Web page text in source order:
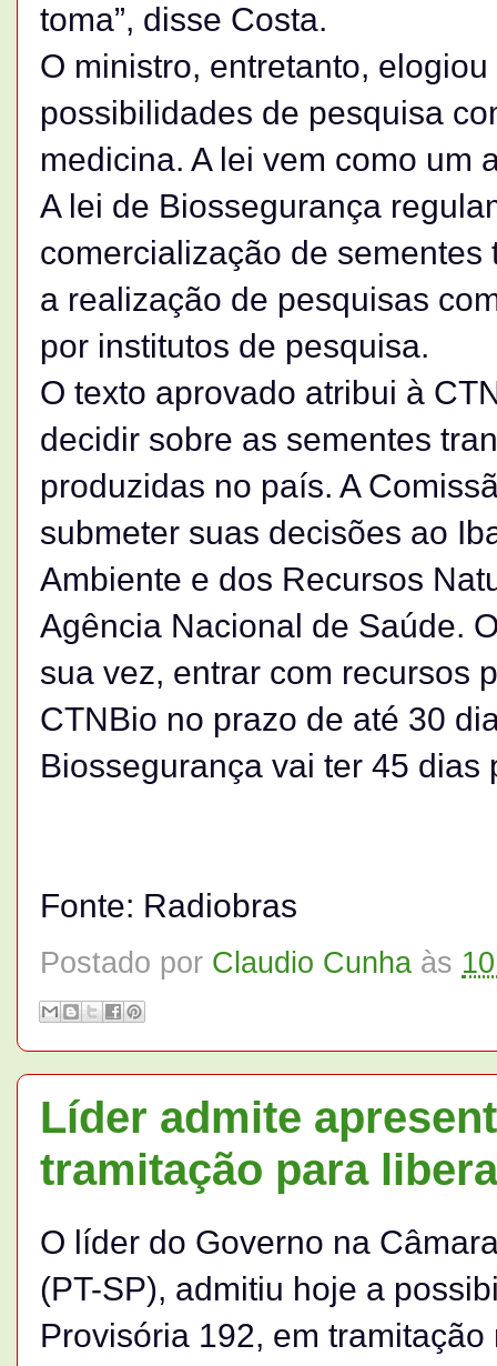
toma”, disse Costa.
O ministro, entretanto,
possibilidades de pesquisa
medicina. A lei vem como um
A lei de Biossegurança
comercialização de
a realização de pesquisas
por institutos de pesquisa.
O texto aprovado atribui à
decidir sobre as sementes
produzidas no país. A
submeter suas decisões ao
Ambiente e dos Recursos
Agência Nacional de Saúde.
sua vez, entrar com recursos
CTNBio no prazo de até 30
Biossegurança vai ter 45
Fonte: Radiobras
Postado por Claudio Cunha às
Líder admite
tramitação para
O líder do Governo na
(PT-SP), admitiu hoje a
Provisória 192, em